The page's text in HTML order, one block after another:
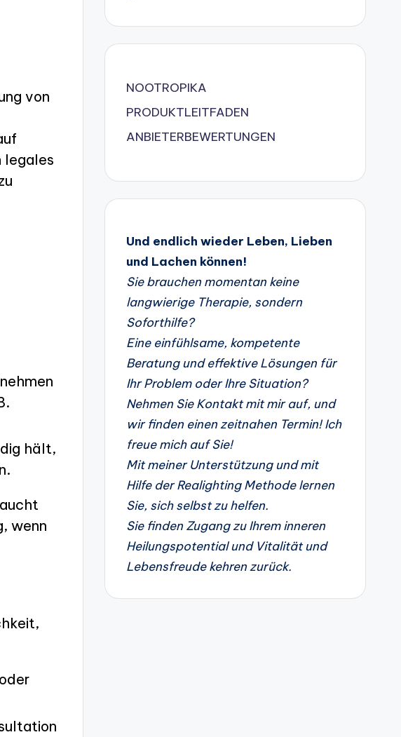
von
legales
hält,
wenn
NOOTROPIKA
PRODUKTLEITFADEN
ANBIETERBEWERTUNGEN
Und endlich wieder Leben, Lieben
und Lachen können!
Sie brauchen momentan keine
langwierige Therapie, sondern
Soforthilfe?
Eine einfühlsame, kompetente
Beratung und effektive Lösungen für
Ihr Problem oder Ihre Situation?
Nehmen Sie Kontakt mit mir auf, und
wir finden einen zeitnahen Termin! Ich
freue mich auf Sie!
Mit meiner Unterstützung und mit
Hilfe der Realighting Methode lernen
Sie, sich selbst zu helfen.
Sie finden Zugang zu Ihrem inneren
Heilungspotential und Vitalität und
Lebensfreude kehren zurück.